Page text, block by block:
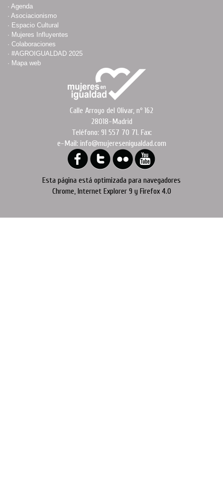
· Agenda
· Asociacionismo
· Espacio Cultural
· Mujeres Influyentes
· Colaboraciones
· #AGROIGUALDAD 2025
· Mapa web
Calle Arroyo del Olivar, nº 162
28018-Madrid
Teléfono: 91 557 70 71. Fax:
e-Mail: info@mujeresenigualdad.com
Esta página está optimizada para navegadores
Chrome, Internet Explorer 9 y Firefox 4.0